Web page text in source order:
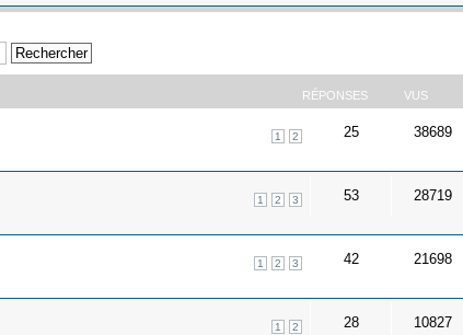
RÉPONSES VUS
1 2 25 38689
1 2 3 53 28719
1 2 3 42 21698
1 2 28 10827